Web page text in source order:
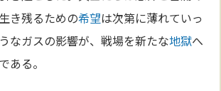
き残るための希望は次第に薄れていっ
なガスの影響が、戦場を新たな地獄へ
ある。